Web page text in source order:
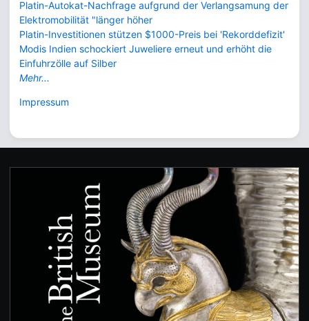
Platin-Autokat-Nachfrage aufgrund der Verlangsamung der
Elektromobilität "länger höher
Platin-Investitionen stützen $1000-Preis bei 'Rekorddefizit'
Modis Indien schockiert Juweliere erneut und erhöht die
Einfuhrzölle auf Silber
Mehr...
Impressum